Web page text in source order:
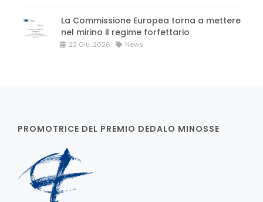
La Commissione Europea torna a mettere
nel mirino il regime forfettario
22 Giu, 2026 News
PROMOTRICE DEL PREMIO DEDALO MINOSSE